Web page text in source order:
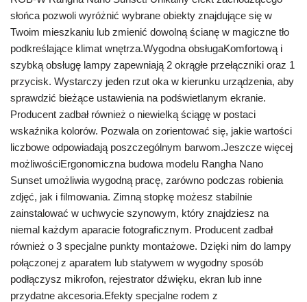
słońca pozwoli wyróżnić wybrane obiekty znajdujące się w
Twoim mieszkaniu lub zmienić dowolną ścianę w magiczne tło
podkreślające klimat wnętrza.Wygodna obsługaKomfortową i
szybką obsługę lampy zapewniają 2 okrągłe przełączniki oraz 1
przycisk. Wystarczy jeden rzut oka w kierunku urządzenia, aby
sprawdzić bieżące ustawienia na podświetlanym ekranie.
Producent zadbał również o niewielką ściągę w postaci
wskaźnika kolorów. Pozwala on zorientować się, jakie wartości
liczbowe odpowiadają poszczególnym barwom.Jeszcze więcej
możliwościErgonomiczna budowa modelu Rangha Nano
Sunset umożliwia wygodną pracę, zarówno podczas robienia
zdjęć, jak i filmowania. Zimną stopkę możesz stabilnie
zainstalować w uchwycie szynowym, który znajdziesz na
niemal każdym aparacie fotograficznym. Producent zadbał
również o 3 specjalne punkty montażowe. Dzięki nim do lampy
połączonej z aparatem lub statywem w wygodny sposób
podłączysz mikrofon, rejestrator dźwięku, ekran lub inne
przydatne akcesoria.Efekty specjalne rodem z